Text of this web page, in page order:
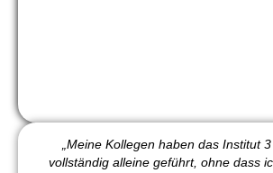
„Meine Kollegen haben das Institut
vollständig alleine geführt, ohne dass